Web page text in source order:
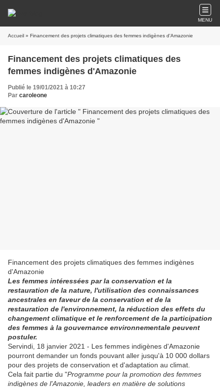
MENU
Accueil » Financement des projets climatiques des femmes indigènes d'Amazonie
Financement des projets climatiques des
femmes indigènes d'Amazonie
Publié le 19/01/2021 à 10:27
Par caroleone
Financement des projets climatiques des femmes indigènes
d'Amazonie
Les femmes intéressées par la conservation et la
restauration de la nature, l'utilisation des connaissances
ancestrales en faveur de la conservation et de la
restauration de l'environnement, la réduction des effets du
changement climatique et le renforcement de la participation
des femmes à la gouvernance environnementale peuvent
postuler.
Servindi, 18 janvier 2021 - Les femmes indigènes d'Amazonie
pourront demander un fonds pouvant aller jusqu'à 10 000 dollars
pour des projets de conservation et d'adaptation au climat.
Cela fait partie du "Programme pour la promotion des femmes
indigènes de l'Amazonie, leaders en matière de solutions